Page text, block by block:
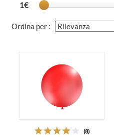
1€
Ordina per :
(8)